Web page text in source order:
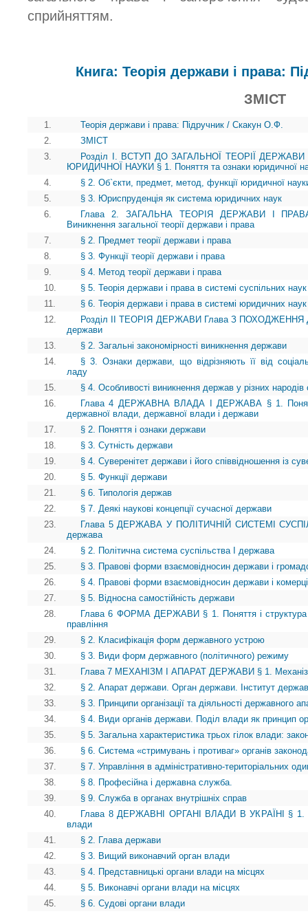
сприйняттям.
Книга: Теорія держави і права:
ЗМІСТ
1.
Теорія держави і права: Підручник / Скакун О.Ф.
2.
ЗМІСТ
3.
Розділ І. ВСТУП ДО ЗАГАЛЬНОЇ ТЕОРІЇ
ЮРИДИЧНОЇ НАУКИ § 1. Поняття та ознаки юридичної
4.
§ 2. Об`єкти, предмет, метод, функції юридичної
5.
§ 3. Юриспруденція як система юридичних наук
6.
Глава 2. ЗАГАЛЬНА ТЕОРІЯ ДЕРЖАВИ І
Виникнення загальної теорії держави і права
7.
§ 2. Предмет теорії держави і права
8.
§ 3. Функції теорії держави і права
9.
§ 4. Метод теорії держави і права
10.
§ 5. Теорія держави і права в системі суспільних наук
11.
§ 6. Теорія держави і права в системі юридичних наук
12.
Розділ II ТЕОРІЯ ДЕРЖАВИ Глава З ПОХОДЖЕННЯ
держави
13.
§ 2. Загальні закономірності виникнення держави
14.
§ 3. Ознаки держави, що відрізняють її від
ладу
15.
§ 4. Особливості виникнення держав у різних народів
16.
Глава 4 ДЕРЖАВНА ВЛАДА І ДЕРЖАВА § 1.
державної влади, державної влади і держави
17.
§ 2. Поняття і ознаки держави
18.
§ 3. Сутність держави
19.
§ 4. Суверенітет держави і його співвідношення із
20.
§ 5. Функції держави
21.
§ 6. Типологія держав
22.
§ 7. Деякі наукові концепції сучасної держави
23.
Глава 5 ДЕРЖАВА У ПОЛІТИЧНІЙ СИСТЕМІ
держава
24.
§ 2. Політична система суспільства І держава
25.
§ 3. Правові форми взаємовідносин держави і
26.
§ 4. Правові форми взаємовідносин держави і
27.
§ 5. Відносна самостійність держави
28.
Глава 6 ФОРМА ДЕРЖАВИ § 1. Поняття і
правління
29.
§ 2. Класифікація форм державного устрою
30.
§ 3. Види форм державного (політичного) режиму
31.
Глава 7 МЕХАНІЗМ І АПАРАТ ДЕРЖАВИ § 1.
32.
§ 2. Апарат держави. Орган держави. Інститут
33.
§ 3. Принципи організації та діяльності державного
34.
§ 4. Види органів держави. Поділ влади як принцип
35.
§ 5. Загальна характеристика трьох гілок влади:
36.
§ 6. Система «стримувань і противаг» органів
37.
§ 7. Управління в адміністративно-територіальних
38.
§ 8. Професійна і державна служба.
39.
§ 9. Служба в органах внутрішніх справ
40.
Глава 8 ДЕРЖАВНІ ОРГАНІ ВЛАДИ В УКРАЇНІ § 1.
влади
41.
§ 2. Глава держави
42.
§ 3. Вищий виконавчий орган влади
43.
§ 4. Представницькі органи влади на місцях
44.
§ 5. Виконавчі органи влади на місцях
45.
§ 6. Судові органи влади